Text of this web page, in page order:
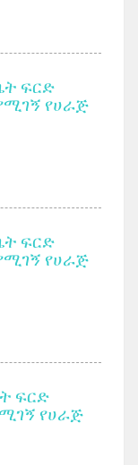
ፍርድ
የሀራጅ
ፍርድ
የሀራጅ
ፍርድ
የሀራጅ